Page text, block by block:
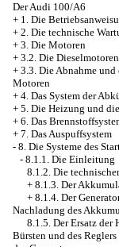
Der Audi 100/A6
+ 1. Die
+ 2. Die technische
+ 3. Die Motoren
+ 3.2. Die Dieselmotoren
+ 3.3. Die Abnahme und
Motoren
+ 4. Das System der
+ 5. Die Heizung und
+ 6. Das
+ 7. Das Auspuffsystem
- 8. Die Systeme des
- 8.1.1. Die Einleitung
8.1.2. Die
+ 8.1.3. Der
+ 8.1.4. Der
Nachladung des
8.1.5. Der Ersatz der
Bürsten und des